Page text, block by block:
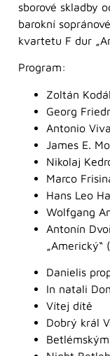
sborové skladby
barokní
kvartetu F dur
Program:
Zoltán
Georg
Antonio
James E.
Nikolaj
Marco
Hans Leo
Wolfgang
Antonín
„Americký“
Danielis
In natali
Vítej dítě
Dobrý král